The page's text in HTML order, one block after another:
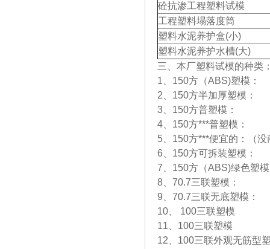
砼抗渗工程塑料试模
工程塑料塌落度筒
塑料水泥养护盒(小)
塑料水泥养护水槽(大)
三、本厂塑料试模的种类
1、150方（ABS)塑模：
2、150方半加厚塑模
3、150方普塑模：
4、150方***普塑模：
5、150方***便宜的：（
6、150方可拆装塑模
7、150方（ABS)绿色塑
8、70.7三联塑模：
9、70.7三联无底塑模
10、 100三联塑模
11、100三联塑模
12、100三联外观无筋